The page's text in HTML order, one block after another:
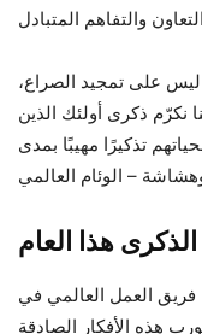
ليس على تمجيد الصراع،
نكرّم ذكرى أولئك الذين
تذكيرًا مهيبًا بمدى
الذكرى هذا العام
فريق العمل العالمي في